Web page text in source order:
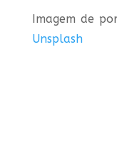
Imagem de
Unsplash